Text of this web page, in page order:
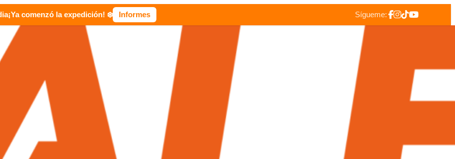
¡Ya comenzó la expedición! ❄️ Informes
Sígueme: